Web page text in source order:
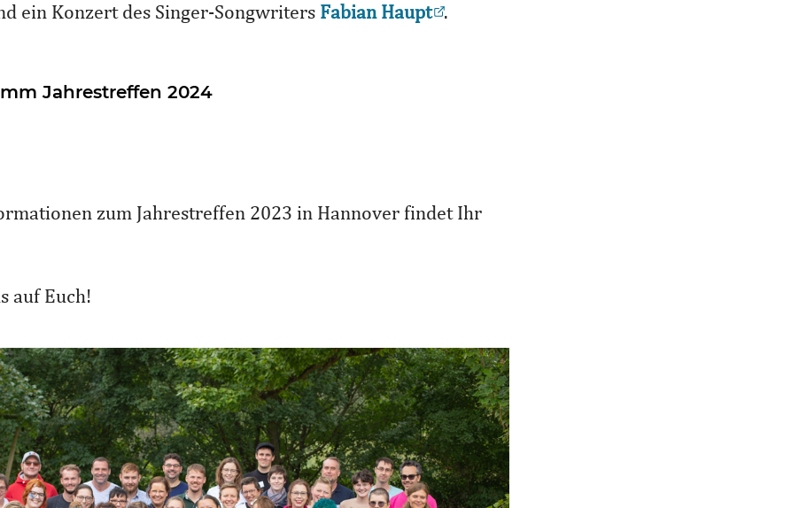
ein Konzert des Singer-Songwriters Fabian Haupt .
Jahrestreffen 2024
zum Jahrestreffen 2023 in Hannover findet Ihr
auf Euch!